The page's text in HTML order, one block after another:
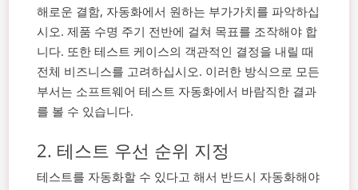
해로운 결함, 자동화에서 원하는 부가가치를 파악하십
시오.제품 수명 주기 전반에 걸쳐 목표를 조작해야 합
니다. 또한 테스트 케이스의 객관적인 결정을 내릴 때
전체 비즈니스를 고려하십시오. 이러한 방식으로 모든
부서는 소프트웨어 테스트 자동화에서 바람직한 결과
를 볼 수 있습니다.
2. 테스트 우선 순위 지정
테스트를 자동화할 수 있다고 해서 반드시 자동화해야